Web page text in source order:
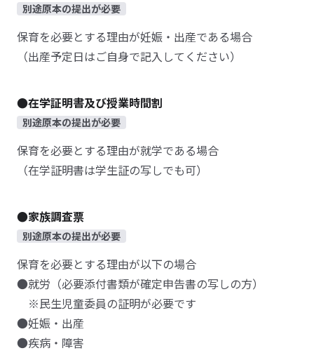
別途原本の提出が必要
保育を必要とする理由が妊娠・出産である場合
（出産予定日はご自身で記入してください）
●在学証明書及び授業時間割
別途原本の提出が必要
保育を必要とする理由が就学である場合
（在学証明書は学生証の写しでも可）
●家族調査票
別途原本の提出が必要
保育を必要とする理由が以下の場合
●就労（必要添付書類が確定申告書の写しの方）
※民生児童委員の証明が必要です
●妊娠・出産
●疾病・障害